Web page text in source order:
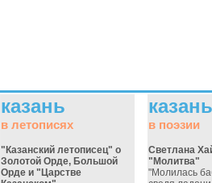
казань
в летописях
"Казанский летописец" о
Золотой Орде, Большой
Орде и "Царстве
казань
в поэзии
Светлана
"Молитва"
"Молилась